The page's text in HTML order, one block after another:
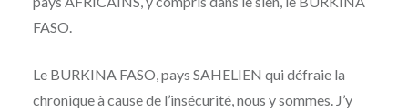
FASO.
Le BURKINA FASO, pays SAHELIEN qui défraie la
chronique à cause de l’insécurité, nous y sommes. J’y